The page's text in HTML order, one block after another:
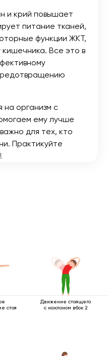
и крий повышает
питание тканей,
функции ЖКТ,
Все это в
на организм с
ему лучше
для тех, кто
Практикуйте
стоя
Движение стоящего
с наклоном вбок 2